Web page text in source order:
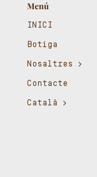
Menú
INICI
Botiga
Nosaltres
Contacte
Català